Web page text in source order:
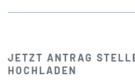
JETZT ANTRAG
HOCHLADEN